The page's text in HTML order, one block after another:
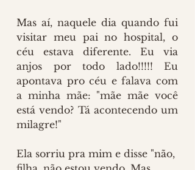
Mas aí, naquele dia quando fui
visitar meu pai no hospital, o
céu estava diferente. Eu via
anjos por todo lado!!!!! Eu
apontava pro céu e falava com
a minha mãe: "mãe mãe você
está vendo? Tá acontecendo um
milagre!"
Ela sorriu pra mim e disse "não,